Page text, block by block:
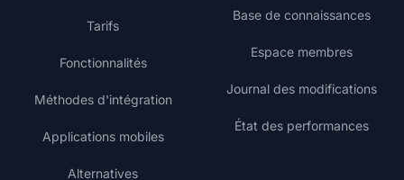
Tarifs
Fonctionnalités
Méthodes d'intégration
Applications mobiles
Alternatives
Base de connaissances
Espace membres
Journal des modifications
État des performances